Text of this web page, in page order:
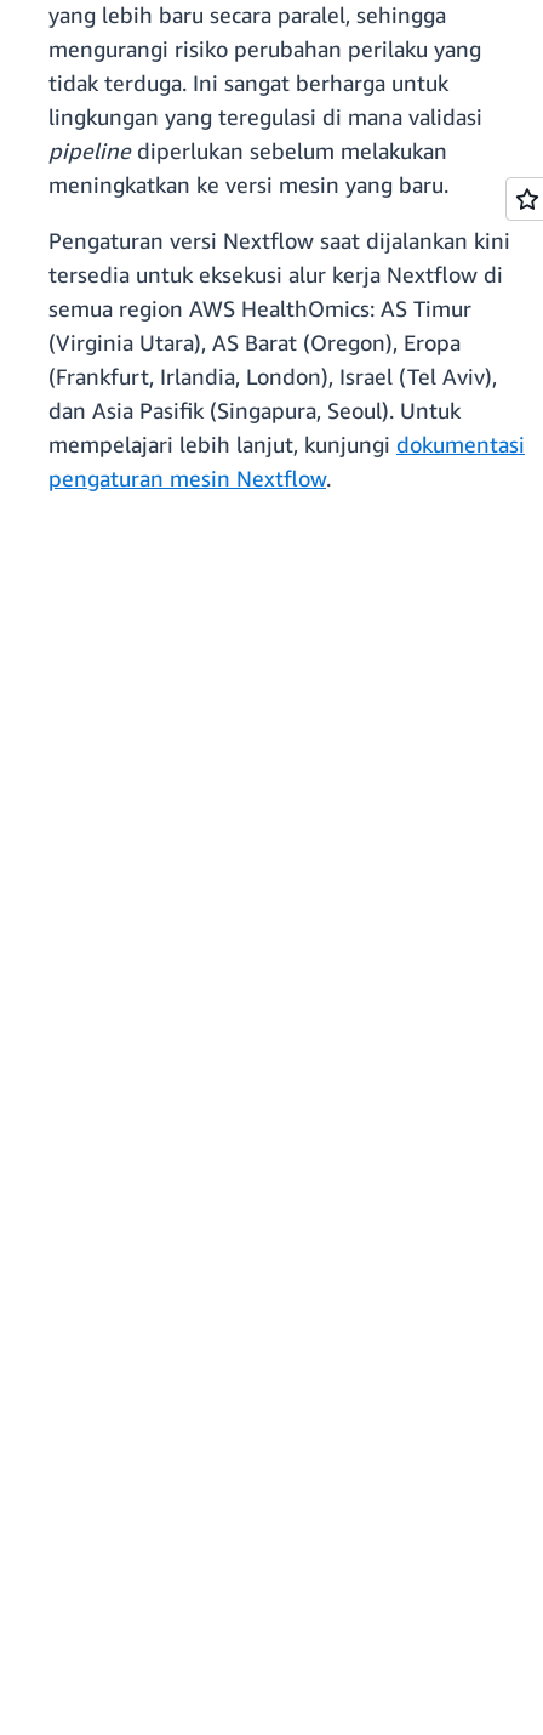
yang lebih baru secara paralel, sehingga
mengurangi risiko perubahan perilaku yang
tidak terduga. Ini sangat berharga untuk
lingkungan yang teregulasi di mana validasi
pipelinediperlukan sebelum melakukan
meningkatkan ke versi mesin yang baru.
Pengaturan versi Nextflow saat dijalankan kini
tersedia untuk eksekusi alur kerja Nextflow di
semua region AWS HealthOmics: AS Timur
(Virginia Utara), AS Barat (Oregon), Eropa
(Frankfurt, Irlandia, London), Israel (Tel Aviv),
dan Asia Pasifik (Singapura, Seoul). Untuk
mempelajari lebih lanjut, kunjungi dokumentasi
pengaturan mesin Nextflow.